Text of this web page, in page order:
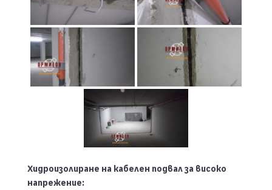
Хидроизолиране на кабелен подвал за високо
напрежение: